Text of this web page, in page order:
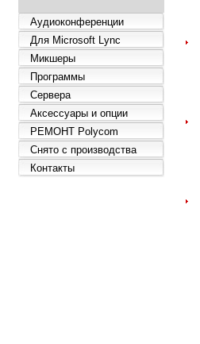
Аудиоконференции
Для Microsoft Lync
Микшеры
Программы
Сервера
Аксессуары и опции
РЕМОНТ Polycom
Снято с производства
Контакты